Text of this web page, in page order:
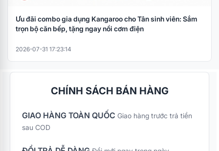
Ưu đãi combo gia dụng Kangaroo cho Tân sinh viên: Sắm
trọn bộ căn bếp, tặng ngay nồi cơm điện
2026-07-31 17:23:14
CHÍNH SÁCH BÁN HÀNG
GIAO HÀNG TOÀN QUỐC Giao hàng trước trả tiền
sau COD